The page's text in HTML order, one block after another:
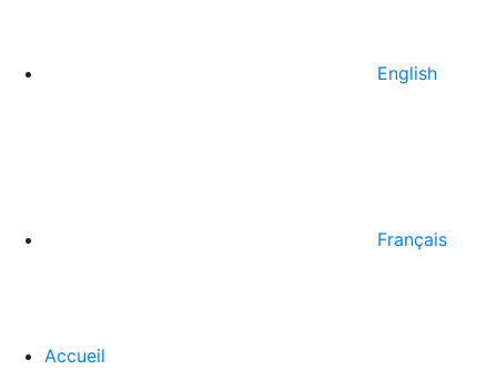
English
Français
Accueil